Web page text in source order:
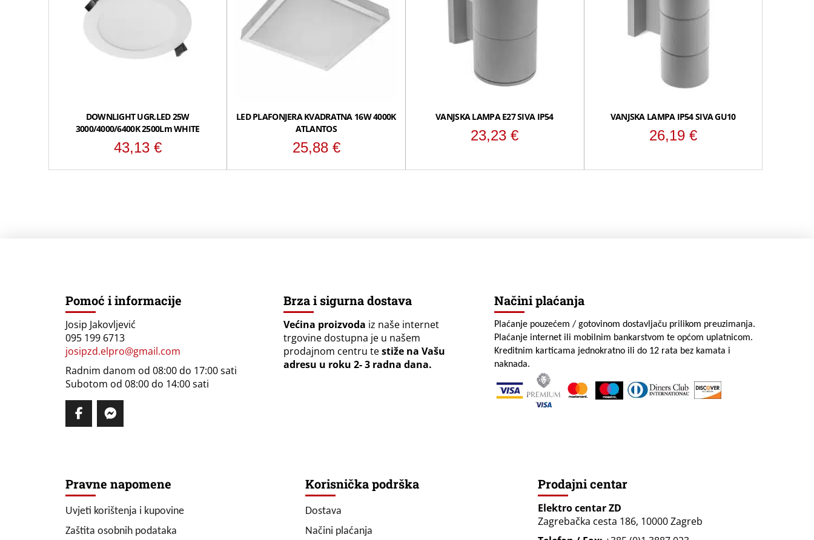
DOWNLIGHT UGR.LED 25W
3000/4000/6400K 2500Lm WHITE
43,13 €
LED PLAFONJERA KVADRATNA 16W 4000K
ATLANTOS
25,88 €
VANJSKA LAMPA E27 SIVA IP54
23,23€
VANJSKA LAMPA IP54 SIVA GU10
26,19 €
Pomoć i informacije
Josip Jakovljević
095 199 6713
josipzd.elpro@gmail.com
Radnim danom od 08:00 do 17:00 sati
Subotom od 08:00 do 14:00 sati
Brza i sigurna dostava
Većina proizvoda iz naše internet
trgovine dostupna je u našem
prodajnom centru testiže na Vašu
adresu u roku 2- 3 radna dana.
Načini plaćanja
Plaćanje pouzećem / gotovinom dostavljaču prilikom preuzimanja.
Plaćanje internet ili mobilnim bankarstvom te općom uplatnicom.
Kreditnim karticama jednokratno ili do 12 rata bez kamata i
naknada.
Pravne napomene
Uvjeti korištenja i kupovine
Zaštita osobnih podataka
Korisnička podrška
Dostava
Načini plaćanja
Prodajni centar
Elektro centar ZD
Zagrebačka cesta 186, 10000 Zagreb